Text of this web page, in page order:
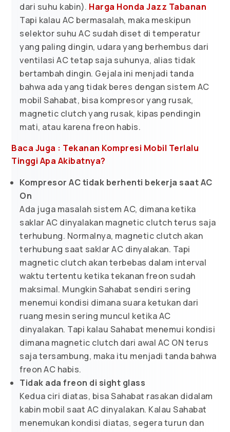
dari suhu kabin). Harga Honda Jazz Tabanan
Tapi kalau AC bermasalah, maka meskipun
selektor suhu AC sudah diset di temperatur
yang paling dingin, udara yang berhembus dari
ventilasi AC tetap saja suhunya, alias tidak
bertambah dingin. Gejala ini menjadi tanda
bahwa ada yang tidak beres dengan sistem AC
mobil Sahabat, bisa kompresor yang rusak,
magnetic clutch yang rusak, kipas pendingin
mati, atau karena freon habis.
Baca Juga : Tekanan Kompresi Mobil Terlalu
Tinggi Apa Akibatnya?
Kompresor AC tidak berhenti bekerja saat AC
On
Ada juga masalah sistem AC, dimana ketika
saklar AC dinyalakan magnetic clutch terus saja
terhubung. Normalnya, magnetic clutch akan
terhubung saat saklar AC dinyalakan. Tapi
magnetic clutch akan terbebas dalam interval
waktu tertentu ketika tekanan freon sudah
maksimal. Mungkin Sahabat sendiri sering
menemui kondisi dimana suara ketukan dari
ruang mesin sering muncul ketika AC
dinyalakan. Tapi kalau Sahabat menemui kondisi
dimana magnetic clutch dari awal AC ON terus
saja tersambung, maka itu menjadi tanda bahwa
freon AC habis.
Tidak ada freon di sight glass
Kedua ciri diatas, bisa Sahabat rasakan didalam
kabin mobil saat AC dinyalakan. Kalau Sahabat
menemukan kondisi diatas, segera turun dan